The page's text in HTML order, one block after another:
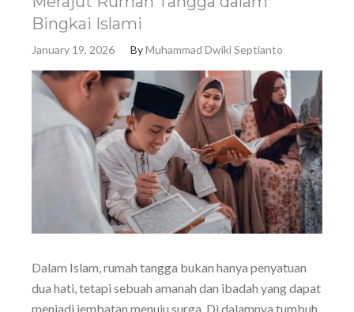
Bingkai Islami
January 19, 2026 ByMuhammad Dwiki Septianto
Dalam Islam, rumah tangga bukan hanya penyatuan
dua hati, tetapi sebuah amanah dan ibadah yang dapat
menjadi jembatan menuju surga. Di dalamnya tumbuh